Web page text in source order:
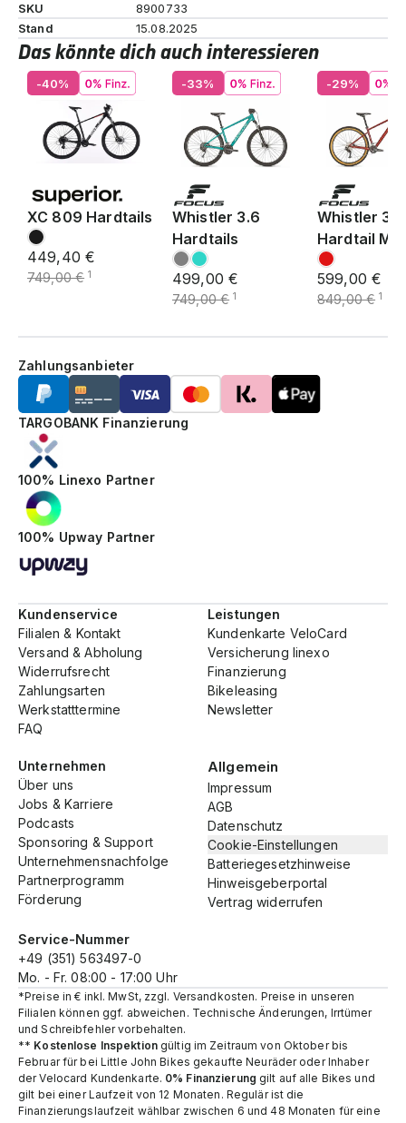
SKU
8900733
Stand
15.08.2025
Das könnte dich auch interessieren
-40%
XC 809 Hardtails
449,40 €
749,00 € 1
-33%
Whistler 3.6
Hardtails
499,00 €
749,00 € 1
-29%
Whistler 3.7
Hardtail
599,00 €
849,00 € 1
100% Upway Partner
100% Linexo Partner
TARGOBANK Finanzierung
Zahlungsanbieter
Service-Nummer
+49 (351) 563497-0
Mo. - Fr. 08:00 - 17:00 Uhr
Kundenservice
Filialen & Kontakt
Versand & Abholung
Widerrufsrecht
Zahlungsarten
Werkstatttermine
FAQ
Leistungen
Kundenkarte VeloCard
Versicherung linexo
Finanzierung
Bikeleasing
Newsletter
Unternehmen
Über uns
Jobs & Karriere
Podcasts
Sponsoring & Support
Unternehmensnachfolge
Partnerprogramm
Förderung
Allgemein
Impressum
AGB
Datenschutz
Cookie-Einstellungen
Batteriegesetzhinweise
Hinweisgeberportal
Vertrag widerrufen
*Preise in € inkl. MwSt, zzgl. Versandkosten. Preise in unseren
Filialen können ggf. abweichen. Technische Änderungen, Irrtümer
und Schreibfehler vorbehalten.
** Kostenlose Inspektiongültig im Zeitraum von Oktober bis
Februar für bei Little John Bikes gekaufte Neuräder oder Inhaber
der Velocard Kundenkarte. 0% Finanzierung gilt auf alle Bikes und
gilt bei einer Laufzeit von 12 Monaten. Regulär ist die
Finanzierungslaufzeit wählbar zwischen 6 und 48 Monaten für eine